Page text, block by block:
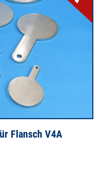
Flansch V4A